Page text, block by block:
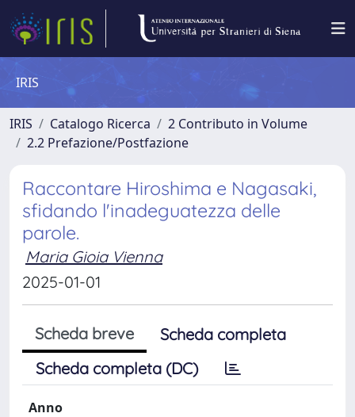
IRIS
IRIS Catalogo Ricerca
2 Contributo in Volume
2.2 Prefazione/Postfazione
Raccontare Hiroshima e Nagasaki,
sfidando l'inadeguatezza delle
parole.
Maria Gioia Vienna
2025-01-01
Scheda breve
Scheda completa
Scheda completa (DC)
Anno